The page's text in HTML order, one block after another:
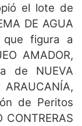
el lote de
DE AGUA
que figura a
AMADOR,
de NUEVA
de Peritos